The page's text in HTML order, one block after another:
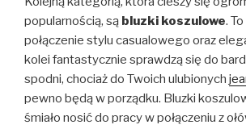
popularnością, są bluzki koszulowe.
połączenie stylu casualowego oraz
kolei fantastycznie sprawdzą się do
spodni, chociaż do Twoich ulubionych
pewno będą w porządku. Bluzki
śmiało nosić do pracy w połączeniu z